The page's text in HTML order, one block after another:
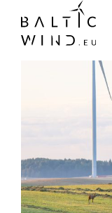
zawartości